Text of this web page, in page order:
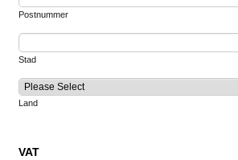
Postnummer
Stad
Land
VAT